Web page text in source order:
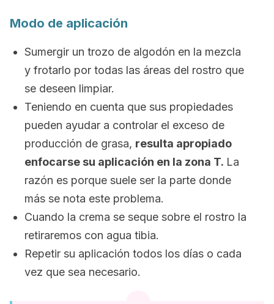
Modo de aplicación
Sumergir un trozo de algodón en la mezcla
y frotarlo por todas las áreas del rostro que
se deseen limpiar.
Teniendo en cuenta que sus propiedades
pueden ayudar a controlar el exceso de
producción de grasa, resulta apropiado
enfocarse su aplicación en la zona T. La
razón es porque suele ser la parte donde
más se nota este problema.
Cuando la crema se seque sobre el rostro la
retiraremos con agua tibia.
Repetir su aplicación todos los días o cada
vez que sea necesario.